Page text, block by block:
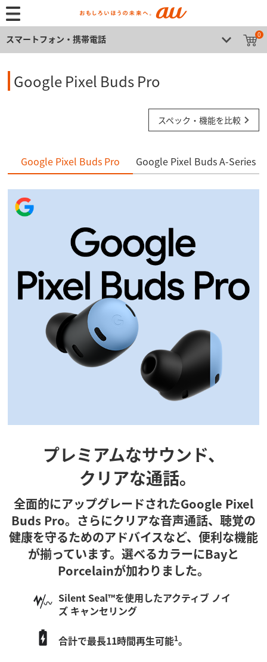
スマートフォン・携帯電話 0
Google Pixel Buds Pro
スペック・機能を比較
Google Pixel Buds Pro Google Pixel Buds A-Series
プレミアムなサウンド、
クリアな通話｡
全面的にアップグレードされたGoogle Pixel
Buds Pro。さらにクリアな音声通話、聴覚の
健康を守るためのアドバイスなど、便利な機能
が揃っています。選べるカラーにBayと
Porcelainが加わりました。
Silent Seal™を使用したアクティブ ノイ
ズ キャンセリング
合計で最長11時間再生可能1。